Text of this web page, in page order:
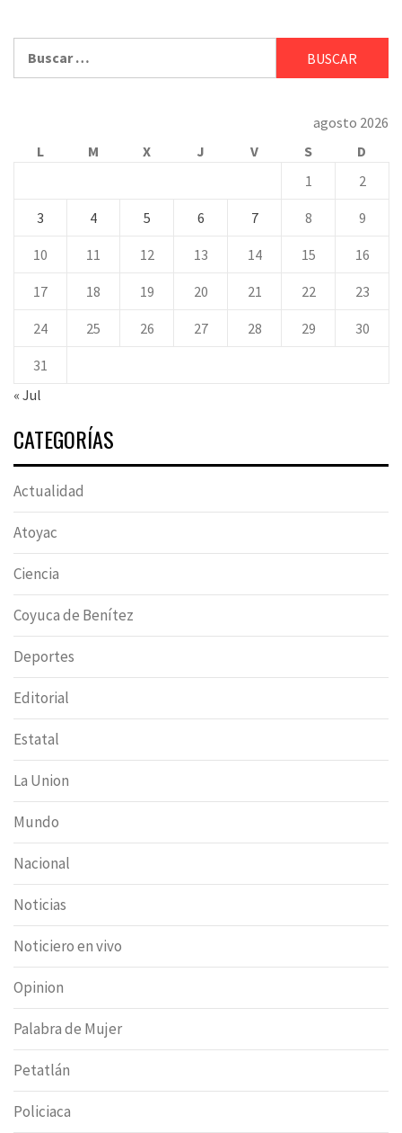
agosto 2026
L
M X J V S
D
1
2
3 4 5 6 7 8 9
10 11 12 13 14 15 16
17 18 19 20 21 22 23
24 25 26 27 28 29 30
31
« Jul
CATEGORÍAS
Actualidad
Atoyac
Ciencia
Coyuca de Benítez
Deportes
Editorial
Estatal
La Union
Mundo
Nacional
Noticias
Noticiero en vivo
Opinion
Palabra de Mujer
Petatlán
Policiaca